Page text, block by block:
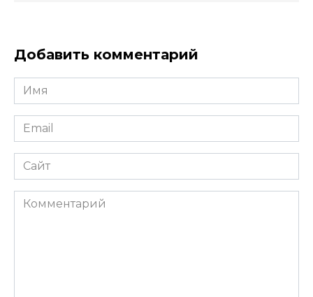
Добавить комментарий
Имя
*
Email
*
Сайт
Комментарий